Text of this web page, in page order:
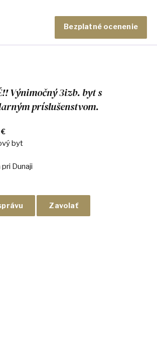
Bezplatné ocenenie
Výnimočný 3izb. byt s
príslušenstvom.
byt
Dunaji
Zavolať